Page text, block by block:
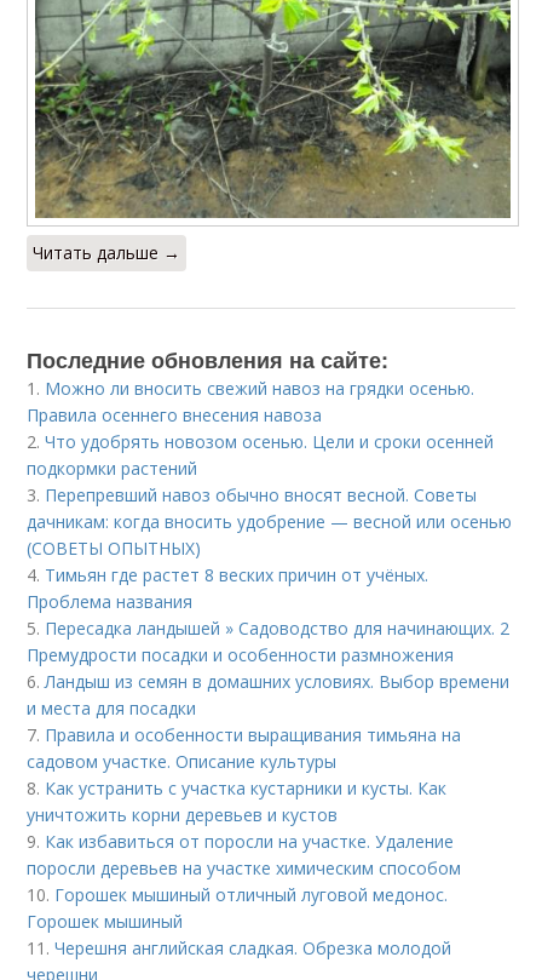
Читать дальше →
Последние обновления на сайте:
1. Можно ли вносить свежий навоз на грядки осенью.
Правила осеннего внесения навоза
2.Что удобрять новозом осенью. Цели и сроки осенней
подкормки растений
3. Перепревший навоз обычно вносят весной. Советы
дачникам: когда вносить удобрение — весной или осенью
(СОВЕТЫ ОПЫТНЫХ)
4. Тимьян где растет 8 веских причин от учёных.
Проблема названия
5. Пересадка ландышей » Садоводство для начинающих. 2
Премудрости посадки и особенности размножения
6.Ландыш из семян в домашних условиях. Выбор времени
и места для посадки
7. Правила и особенности выращивания тимьяна на
садовом участке. Описание культуры
8. Как устранить с участка кустарники и кусты. Как
уничтожить корни деревьев и кустов
9. Как избавиться от поросли на участке. Удаление
поросли деревьев на участке химическим способом
10. Горошек мышиный отличный луговой медонос.
Горошек мышиный
11.Черешня английская сладкая. Обрезка молодой
черешни